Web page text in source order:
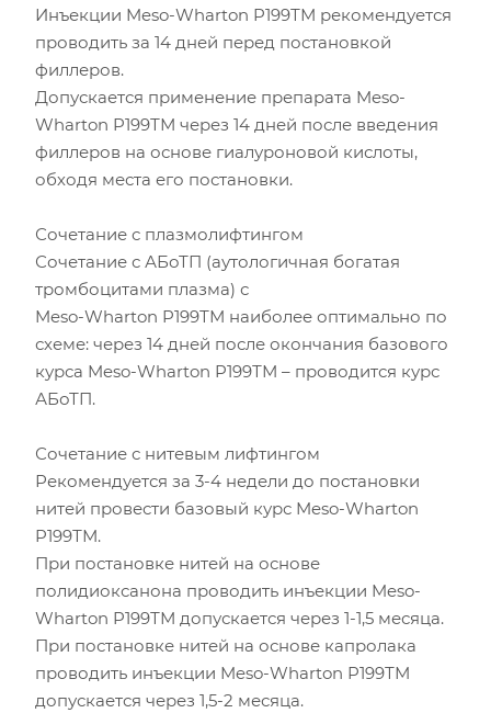
Инъекции Meso-Wharton P199ТМ рекомендуется
проводить за 14 дней перед постановкой
филлеров.
Допускается применение препарата Meso-
Wharton P199ТМ через 14 дней после введения
филлеров на основе гиалуроновой кислоты,
обходя места его постановки.
Сочетание с плазмолифтингом
Сочетание с АБоТП (аутологичная богатая
тромбоцитами плазма) с
Meso-Wharton P199ТМ наиболее оптимально по
схеме: через 14 дней после окончания базового
курса Meso-Wharton P199ТМ – проводится курс
АБоТП.
Сочетание с нитевым лифтингом
Рекомендуется за 3-4 недели до постановки
нитей провести базовый курс Meso-Wharton
P199ТМ.
При постановке нитей на основе
полидиоксанона проводить инъекции Meso-
Wharton P199ТМ допускается через 1-1,5 месяца.
При постановке нитей на основе капролака
проводить инъекции Meso-Wharton P199ТМ
допускается через 1,5-2 месяца.